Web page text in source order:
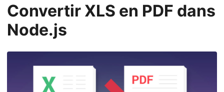
Convertir XLS en PDF dans
Node.js